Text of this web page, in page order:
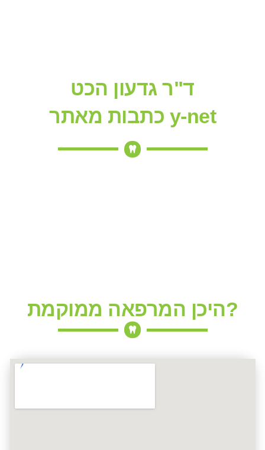
ד"ר גדעון הכט
כתבות מאתר y-net
היכן המרפאה ממוקמת?